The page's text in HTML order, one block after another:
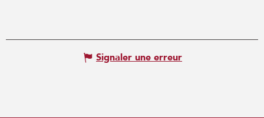
Signaler une erreur